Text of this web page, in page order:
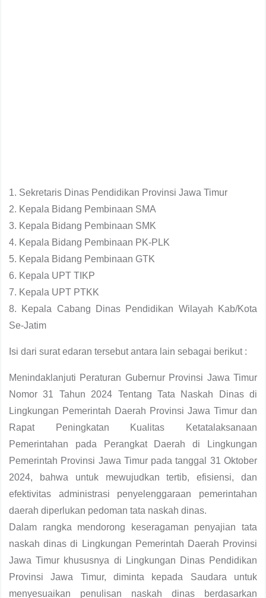
1. Sekretaris Dinas Pendidikan Provinsi Jawa Timur
2. Kepala Bidang Pembinaan SMA
3. Kepala Bidang Pembinaan SMK
4. Kepala Bidang Pembinaan PK-PLK
5. Kepala Bidang Pembinaan GTK
6. Kepala UPT TIKP
7. Kepala UPT PTKK
8. Kepala Cabang Dinas Pendidikan Wilayah Kab/Kota
Se-Jatim
Isi dari surat edaran tersebut antara lain sebagai berikut :
Menindaklanjuti Peraturan Gubernur Provinsi Jawa Timur
Nomor 31 Tahun 2024 Tentang Tata Naskah Dinas di
Lingkungan Pemerintah Daerah Provinsi Jawa Timur dan
Rapat Peningkatan Kualitas Ketatalaksanaan
Pemerintahan pada Perangkat Daerah di Lingkungan
Pemerintah Provinsi Jawa Timur pada tanggal 31 Oktober
2024, bahwa untuk mewujudkan tertib, efisiensi, dan
efektivitas administrasi penyelenggaraan pemerintahan
daerah diperlukan pedoman tata naskah dinas.
Dalam rangka mendorong keseragaman penyajian tata
naskah dinas di Lingkungan Pemerintah Daerah Provinsi
Jawa Timur khususnya di Lingkungan Dinas Pendidikan
Provinsi Jawa Timur, diminta kepada Saudara untuk
menyesuaikan penulisan naskah dinas berdasarkan